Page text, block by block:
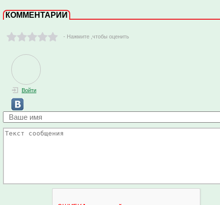
КОММЕНТАРИИ
- Нажмите ,чтобы оценить
Войти